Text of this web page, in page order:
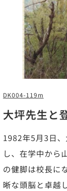
DK004-119m
大坪先生と
1982年5月3日
し、在学中から
の健脚は校長に
晰な頭脳と卓越